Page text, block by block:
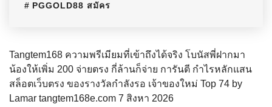
PGGOLD88 สมัคร
Tangtem168 ความพรีเมียมที่เข้าถึงได้จริง โบนัสพี่ฝากมา
น้องให้เพิ่ม 200 จ่ายตรง กี่ล้านก็จ่าย การันตี กำไรหลักแสน
สล็อตเว็บตรง ของรางวัลกำลังรอ เจ้าของใหม่ Top 74 by
Lamar tangtem168e.com 7 สิงหา 2026